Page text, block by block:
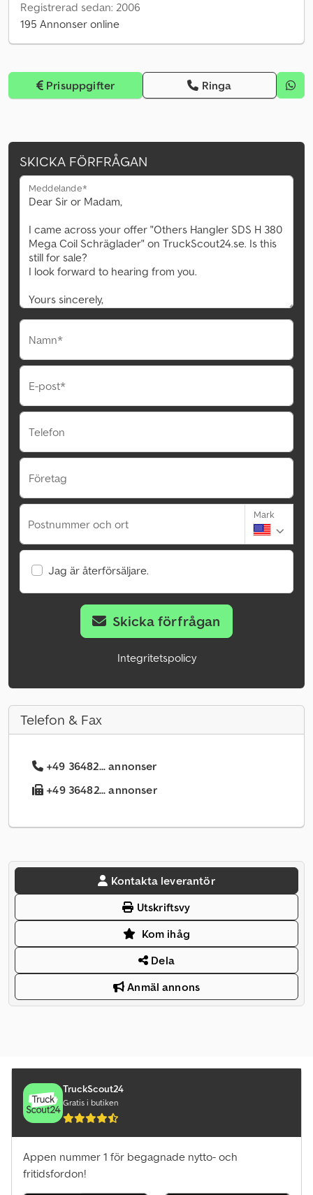
Registrerad sedan: 2006
195 Annonser online
Prisuppgifter Ringa
SKICKA FÖRFRÅGAN
Meddelande*
Namn*
E-post*
Telefon
Företag
Postnummer och ort
Mark
Jag är återförsäljare.
Skicka förfrågan
Integritetspolicy
Telefon & Fax
+49 36482... annonser
+49 36482... annonser
Kontakta leverantör
Utskriftsvy
Kom ihåg
Dela
Anmäl annons
TruckScout24
Gratis i butiken
Appen nummer 1 för begagnade nytto- och
fritidsfordon!